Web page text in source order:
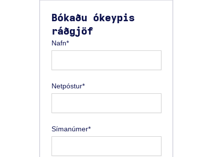
Bókaðu ókeypis
ráðgjöf
Nafn*
Netpóstur*
Símanúmer*